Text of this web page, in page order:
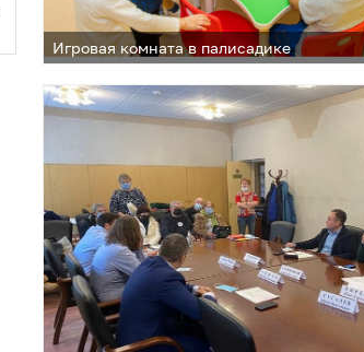
Игровая комната в палисадике